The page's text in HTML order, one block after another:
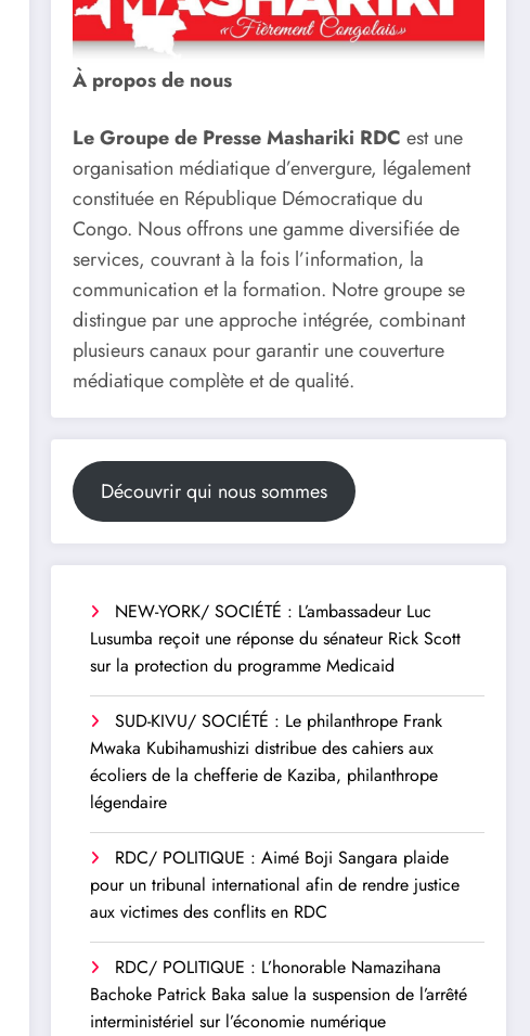
À propos de nous
Le Groupe de Presse Mashariki RDC est une
organisation médiatique d’envergure, légalement
constituée en République Démocratique du
Congo. Nous offrons une gamme diversifiée de
services, couvrant à la fois l’information, la
communication et la formation. Notre groupe se
distingue par une approche intégrée, combinant
plusieurs canaux pour garantir une couverture
médiatique complète et de qualité.
Découvrir qui nous sommes
NEW-YORK/ SOCIÉTÉ : L’ambassadeur Luc
Lusumba reçoit une réponse du sénateur Rick Scott
sur la protection du programme Medicaid
SUD-KIVU/ SOCIÉTÉ : Le philanthrope Frank
Mwaka Kubihamushizi distribue des cahiers aux
écoliers de la chefferie de Kaziba, philanthrope
légendaire
RDC/ POLITIQUE : Aimé Boji Sangara plaide
pour un tribunal international afin de rendre justice
aux victimes des conflits en RDC
RDC/ POLITIQUE : L’honorable Namazihana
Bachoke Patrick Baka salue la suspension de l’arrêté
interministériel sur l’économie numérique